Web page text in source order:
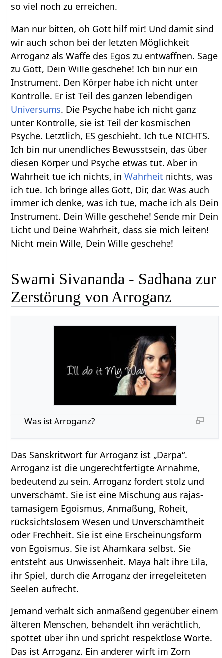
so viel noch zu erreichen.
Man nur bitten, oh Gott hilf mir! Und damit sind
wir auch schon bei der letzten Möglichkeit
Arroganz als Waffe des Egos zu entwaffnen. Sage
zu Gott, Dein Wille geschehe! Ich bin nur ein
Instrument. Den Körper habe ich nicht unter
Kontrolle. Er ist Teil des ganzen lebendigen
Universums. Die Psyche habe ich nicht ganz
unter Kontrolle, sie ist Teil der kosmischen
Psyche. Letztlich, ES geschieht. Ich tue NICHTS.
Ich bin nur unendliches Bewusstsein, das über
diesen Körper und Psyche etwas tut. Aber in
Wahrheit tue ich nichts, inWahrheit nichts, was
ich tue. Ich bringe alles Gott, Dir, dar. Was auch
immer ich denke, was ich tue, mache ich als Dein
Instrument. Dein Wille geschehe! Sende mir Dein
Licht und Deine Wahrheit, dass sie mich leiten!
Nicht mein Wille, Dein Wille geschehe!
Swami Sivananda - Sadhana zur
Zerstörung von Arroganz
Was ist Arroganz?
Das Sanskritwort für Arroganz ist „Darpa“.
Arroganz ist die ungerechtfertigte Annahme,
bedeutend zu sein. Arroganz fordert stolz und
unverschämt. Sie ist eine Mischung aus rajas-
tamasigem Egoismus, Anmaßung, Roheit,
rücksichtslosem Wesen und Unverschämtheit
oder Frechheit. Sie ist eine Erscheinungsform
von Egoismus. Sie ist Ahamkara selbst. Sie
entsteht aus Unwissenheit. Maya hält ihre Lila,
ihr Spiel, durch die Arroganz der irregeleiteten
Seelen aufrecht.
Jemand verhält sich anmaßend gegenüber einem
älteren Menschen, behandelt ihn verächtlich,
spottet über ihn und spricht respektlose Worte.
Das ist Arroganz. Ein anderer wirft im Zorn